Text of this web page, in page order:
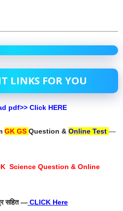
LINKS FOR YOU
pdf>> Click HERE
GK GS Question & Online Test —
Science Question & Online
सहित — CLICK Here